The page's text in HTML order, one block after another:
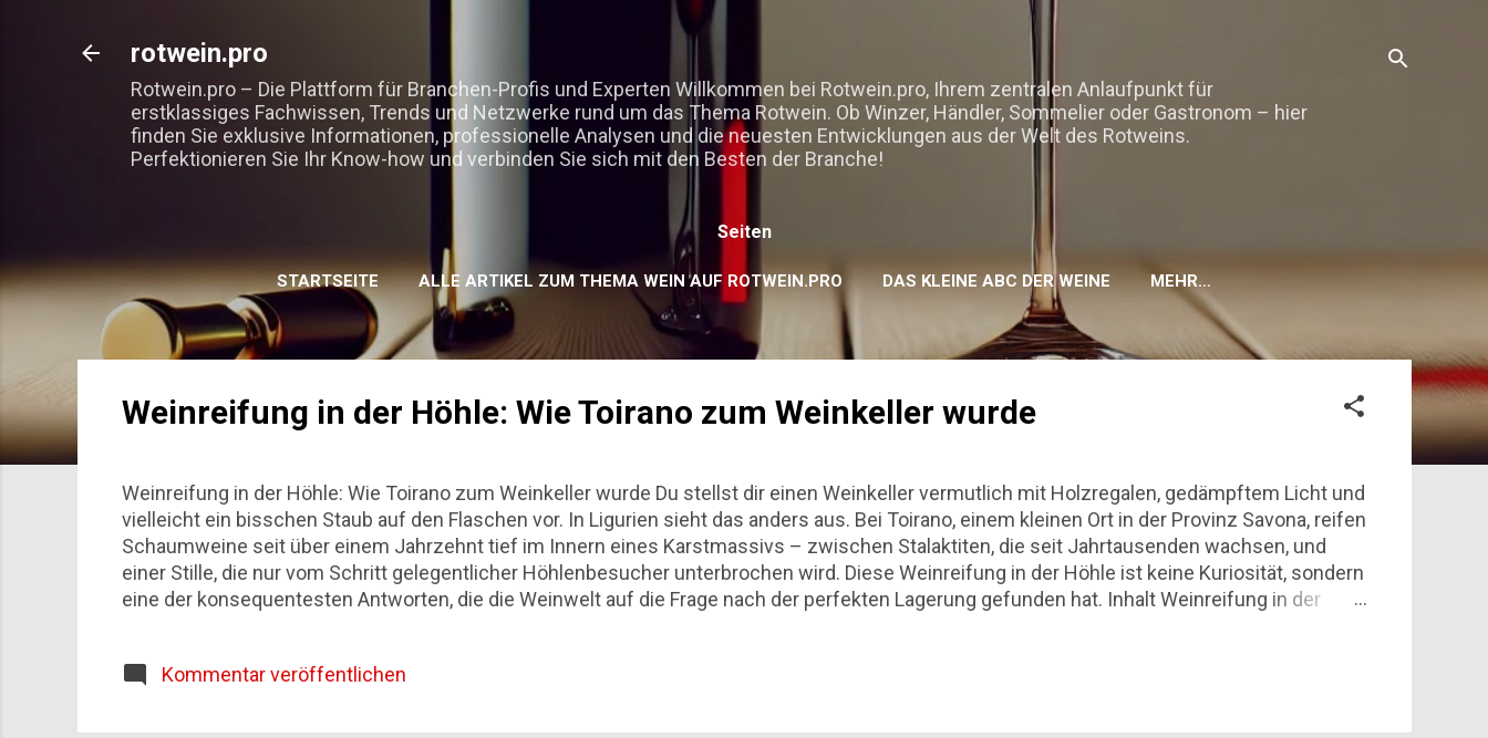
Direkt zum Hauptbereich
rotwein.pro
Rotwein.pro – Die Plattform für Branchen-Profis und Experten Willkommen bei Rotwein.pro, Ihrem zentralen Anlaufpunkt für
erstklassiges Fachwissen, Trends und Netzwerke rund um das Thema Rotwein. Ob Winzer, Händler, Sommelier oder Gastronom – hier
finden Sie exklusive Informationen, professionelle Analysen und die neuesten Entwicklungen aus der Welt des Rotweins.
Perfektionieren Sie Ihr Know-how und verbinden Sie sich mit den Besten der Branche!
Seiten
STARTSEITE ALLE ARTIKEL ZUM THEMA WEIN AUF ROTWEIN.PRO DAS KLEINE ABC DER WEINE MEHR…
KOOPERATIONEN, GASTBEITRÄGE, EMPFEHLUNGEN
Weinreifung in der Höhle: Wie Toirano zum Weinkeller wurde
Weinreifung in der Höhle: Wie Toirano zum Weinkeller wurde Du stellst dir einen Weinkeller vermutlich mit Holzregalen, gedämpftem Licht und
vielleicht ein bisschen Staub auf den Flaschen vor. In Ligurien sieht das anders aus. Bei Toirano, einem kleinen Ort in der Provinz Savona, reifen
Schaumweine seit über einem Jahrzehnt tief im Innern eines Karstmassivs – zwischen Stalaktiten, die seit Jahrtausenden wachsen, und
einer Stille, die nur vom Schritt gelegentlicher Höhlenbesucher unterbrochen wird. Diese Weinreifung in der Höhle ist keine Kuriosität, sondern
eine der konsequentesten Antworten, die die Weinwelt auf die Frage nach der perfekten Lagerung gefunden hat. Inhalt Weinreifung in der
be...
Kommentar veröffentlichen